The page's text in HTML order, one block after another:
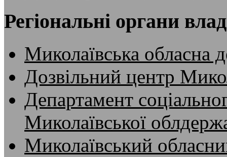
Регіональні органи
Миколаївська обласна
Дозвільний центр
Департамент
Миколаївської
Миколаївський